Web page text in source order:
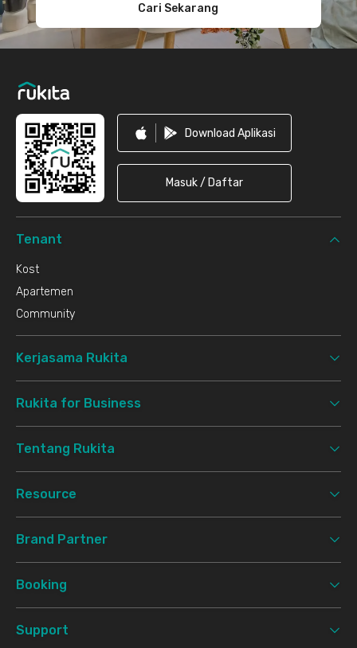
Cari Sekarang
Download Aplikasi
Masuk / Daftar
Tenant
Kost
Apartemen
Community
Kerjasama Rukita
Rukita for Business
Tentang Rukita
Resource
Brand Partner
Booking
Support